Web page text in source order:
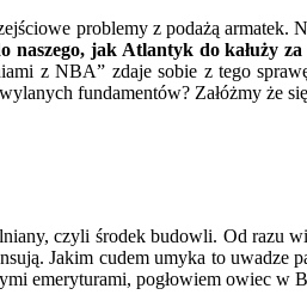
problemy z podażą
jak Atlantyk do kałuży za
z NBA” zdaje sobie z tego
fundamentów? Załóżmy że
czyli środek budowli. Od razu
Jakim cudem umyka to uwadze
emeryturami, pogłowiem owiec w